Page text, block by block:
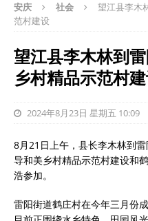
安庆 社会
望江县李木
范村建设
望江县李木林到
乡村精品示范村
2024年8月23日 星期五 10:09
8月21日上午，县长李木林到
导和美乡村精品示范村建设和
浩参加。
雷阳街道鹤庄村在今年三月份